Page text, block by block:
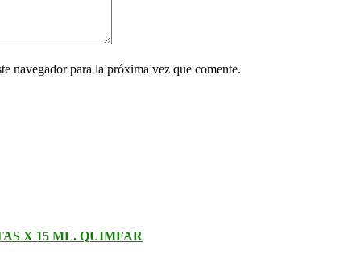
navegador para la próxima vez que comente.
X 15 ML. QUIMFAR